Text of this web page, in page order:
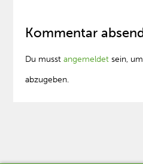
Kommentar
Du musstangemeldet sein,
abzugeben.